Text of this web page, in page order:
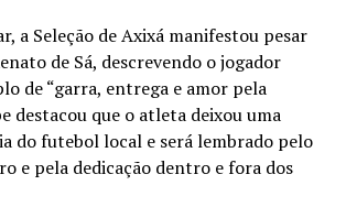
a Seleção de Axixá manifestou pesar
de Sá, descrevendo o jogador
de “garra, entrega e amor pela
destacou que o atleta deixou uma
do futebol local e será lembrado pelo
e pela dedicação dentro e fora dos